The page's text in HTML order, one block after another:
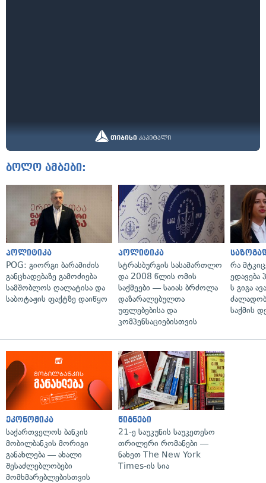
ბოლო ამბები:
პოლიტიკა
POG: გიორგი ბარამიძის
განცხადებაზე გამოძიება
სამშობლოს ღალატისა და
საბოტაჟის ფაქტზე დაიწყო
პოლიტიკა
სტრასბურგის სასამართლო
და 2008 წლის ომის
საქმეები — საიას ბრძოლა
დაზარალებულთა
უფლებებისა და
კომპენსაციებისთვის
რა
ედავება
ს გიგა
საქმის
ეკონომიკა
საქართველოს ბანკის
მობილბანკის მორიგი
განახლება — ახალი
შესაძლებლობები
მომხმარებლებისთვის
წიგნები
21-ე საუკუნის საუკეთესო
თრილერი რომანები —
ნახეთ The New York
Times-ის სია